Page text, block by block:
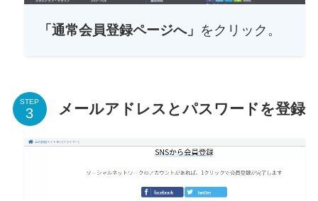
「通常会員登録ページへ」 をクリック。
STEP メールアドレスとパスワードを登録